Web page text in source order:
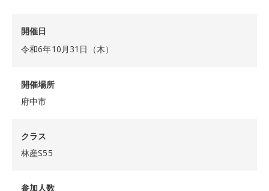
開催日
令和6年10月31日（木）
開催場所
府中市
クラス
林産S55
参加人数